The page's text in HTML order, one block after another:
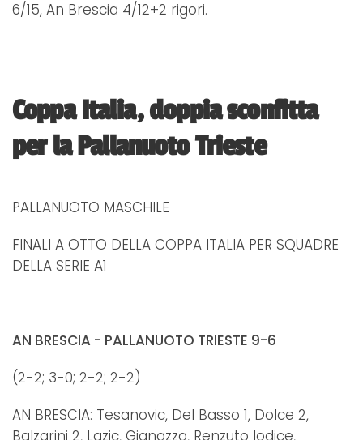
6/15, An Brescia 4/12+2 rigori.
Coppa Italia, doppia sconfitta
per la Pallanuoto Trieste
PALLANUOTO MASCHILE
FINALI A OTTO DELLA COPPA ITALIA PER SQUADRE
DELLA SERIE A1
AN BRESCIA - PALLANUOTO TRIESTE 9-6
(2-2; 3-0; 2-2; 2-2)
AN BRESCIA: Tesanovic, Del Basso 1, Dolce 2,
Balzarini 2, Lazic, Gianazza, Renzuto Iodice,